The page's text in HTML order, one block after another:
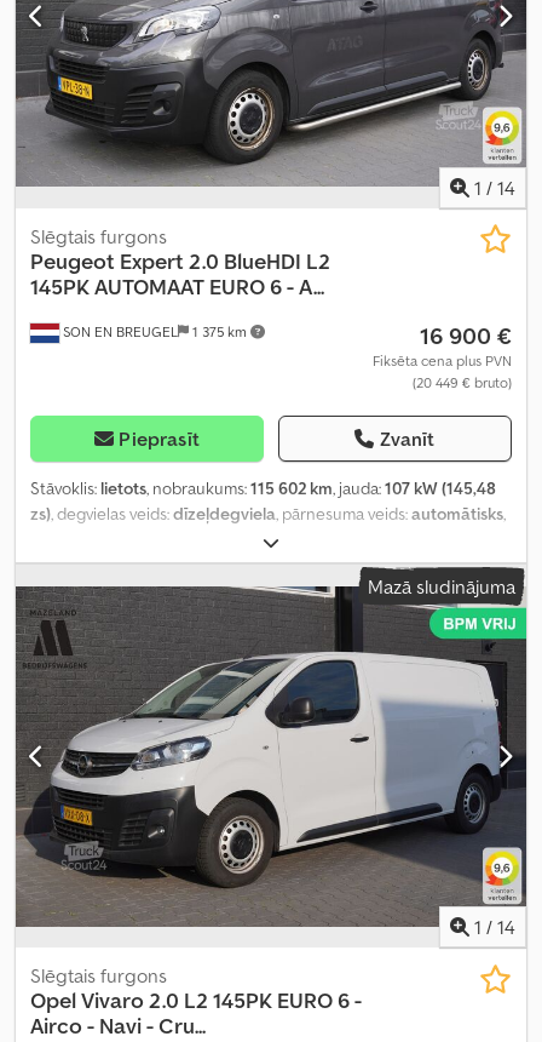
1 / 14
SON EN BREUGEL 1 375 km
Slēgtais furgons
Peugeot Expert 2.0 BlueHDI L2
145PK AUTOMAAT EURO 6 - A...
16 900 €
Fiksēta cena plus PVN
(20 449 € bruto)
Pieprasīt Zvanīt
Stāvoklis: lietots, nobraukums:115 602 km, jauda:107 kW (145,48
zs), degvielas veids:dīzeļdegviela, pārnesuma veids:automātisks,
, riteņu bāze:
05/2022, degvielas tvertnes tilpums:69 l, CO₂ izmeši:188 g/km,
emisijas klase:Euro 6, krāsa:pelēks, sēdvietu skaits:2, iepriekšējo
īpašnieku skaits:
, Ražošanas gads:2022 , Aprīkojums:ABS, borta
dators, bīdāmās durvis, centrālā atslēga, elektroniskā
stabilitātes programma (ESP), gaisa spilvens,
imobilaizersistēma, stāvvietas sensori, stūres pastiprinātājs
Mazā sludinājuma
1 / 14
Slēgtais furgons
OpelVivaro 2.0 L2 145PK EURO 6 -
Airco - Navi - Cru...